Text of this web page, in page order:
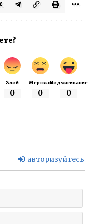
Злой
0
Мертвый
0
Подмигивание
0
авторизуйтесь